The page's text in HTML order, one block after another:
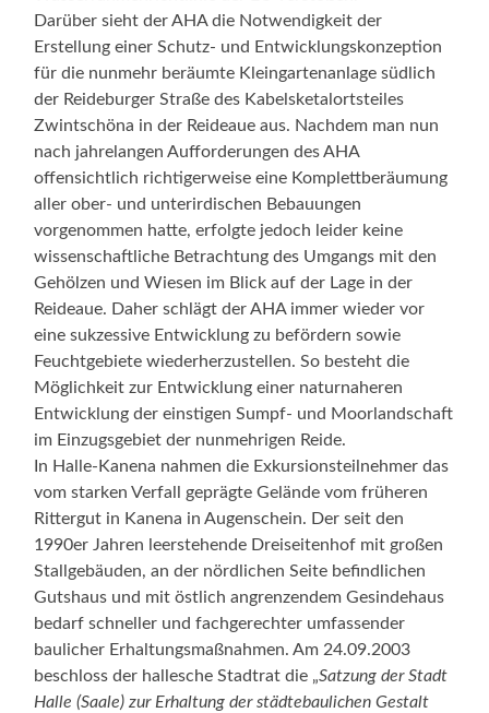
Darüber sieht der AHA die Notwendigkeit der
Erstellung einer Schutz- und Entwicklungskonzeption
für die nunmehr beräumte Kleingartenanlage südlich
der Reideburger Straße des Kabelsketalortsteiles
Zwintschöna in der Reideaue aus. Nachdem man nun
nach jahrelangen Aufforderungen des AHA
offensichtlich richtigerweise eine Komplettberäumung
aller ober- und unterirdischen Bebauungen
vorgenommen hatte, erfolgte jedoch leider keine
wissenschaftliche Betrachtung des Umgangs mit den
Gehölzen und Wiesen im Blick auf der Lage in der
Reideaue. Daher schlägt der AHA immer wieder vor
eine sukzessive Entwicklung zu befördern sowie
Feuchtgebiete wiederherzustellen. So besteht die
Möglichkeit zur Entwicklung einer naturnaheren
Entwicklung der einstigen Sumpf- und Moorlandschaft
im Einzugsgebiet der nunmehrigen Reide.
In Halle-Kanena nahmen die Exkursionsteilnehmer das
vom starken Verfall geprägte Gelände vom früheren
Rittergut in Kanena in Augenschein. Der seit den
1990er Jahren leerstehende Dreiseitenhof mit großen
Stallgebäuden, an der nördlichen Seite befindlichen
Gutshaus und mit östlich angrenzendem Gesindehaus
bedarf schneller und fachgerechter umfassender
baulicher Erhaltungsmaßnahmen. Am 24.09.2003
beschloss der hallesche Stadtrat die „Satzung der Stadt
Halle (Saale) zur Erhaltung der städtebaulichen Gestalt